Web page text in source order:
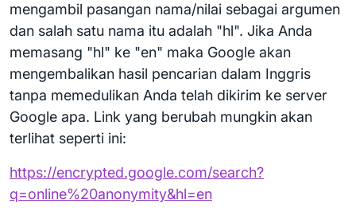
mengambil pasangan nama/nilai sebagai argumen
dan salah satu nama itu adalah "hl". Jika Anda
memasang "hl" ke "en" maka Google akan
mengembalikan hasil pencarian dalam Inggris
tanpa memedulikan Anda telah dikirim ke server
Google apa. Link yang berubah mungkin akan
terlihat seperti ini:
https://encrypted.google.com/search?
q=online%20anonymity&hl=en